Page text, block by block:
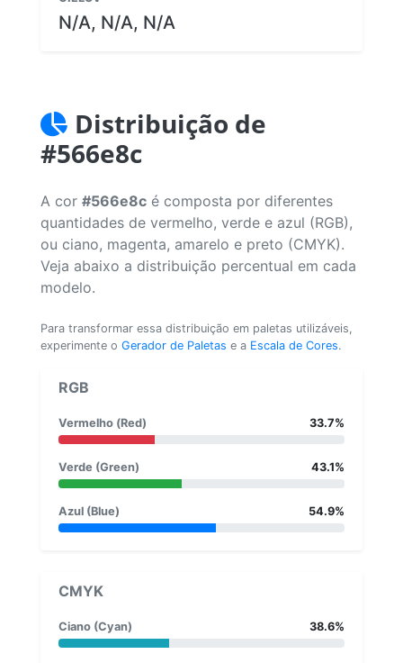
N/A, N/A, N/A
Distribuição de
#566e8c
A cor #566e8c é composta por diferentes
quantidades de vermelho, verde e azul (RGB),
ou ciano, magenta, amarelo e preto (CMYK).
Veja abaixo a distribuição percentual em cada
modelo.
Para transformar essa distribuição em paletas utilizáveis,
experimente o Gerador de Paletas e a Escala de Cores.
RGB
Vermelho (Red) 33.7%
Verde (Green) 43.1%
Azul (Blue) 54.9%
CMYK
Ciano (Cyan) 38.6%